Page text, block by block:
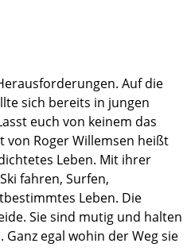
Auf die
sich bereits in jungen
euch von keinem das
von Roger Willemsen heißt
Leben. Mit ihrer
fahren, Surfen,
Leben. Die
Sie sind mutig und halten
egal wohin der Weg sie